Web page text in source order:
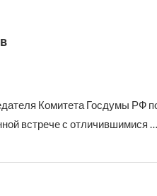
Комитета Госдумы РФ
встрече с отличившимися …